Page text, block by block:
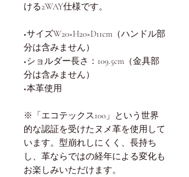
ける2WAY仕様です。
◆サイズW20×H20×D11cm（ハンドル部
分は含みません）
◆ショルダー長さ：109.5cm（金具部
分は含みません）
◆本革使用
※「エコテックス100」という世界
的な認証を受けたヌメ革を使用して
います。型崩れしにくく、長持ち
し、革ならではの経年による変化も
お楽しみいただけます。